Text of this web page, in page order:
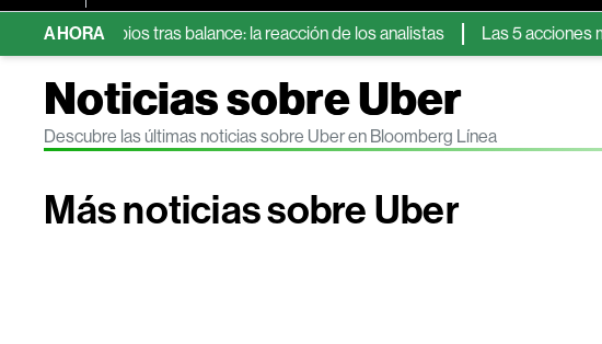
AHORA
cambios tras balance: la reacción de los analistas Las 5 acciones más
Noticias sobre Uber
Descubre las últimas noticias sobre Uber en Bloomberg Línea
Más noticias sobre Uber